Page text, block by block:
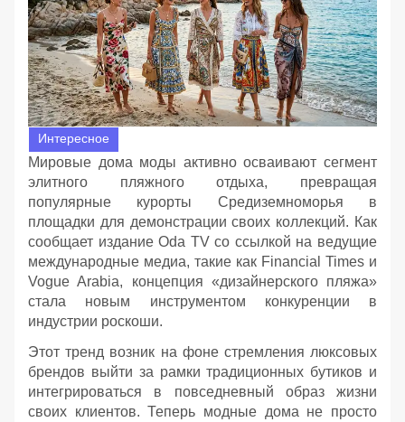
Интересное
Мировые дома моды активно осваивают сегмент
элитного пляжного отдыха, превращая
популярные курорты Средиземноморья в
площадки для демонстрации своих коллекций. Как
сообщает издание Oda TV со ссылкой на ведущие
международные медиа, такие как Financial Times и
Vogue Arabia, концепция «дизайнерского пляжа»
стала новым инструментом конкуренции в
индустрии роскоши.
Этот тренд возник на фоне стремления люксовых
брендов выйти за рамки традиционных бутиков и
интегрироваться в повседневный образ жизни
своих клиентов. Теперь модные дома не просто